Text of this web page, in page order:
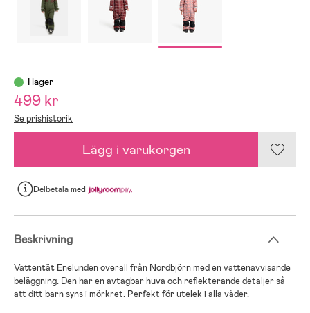
I lager
499 kr
Se prishistorik
Lägg i varukorgen
Delbetalamed
Beskrivning
Vattentät Enelunden overall från Nordbjörn med en vattenavvisande
beläggning. Den har en avtagbar huva och reflekterande detaljer så
att ditt barn syns i mörkret. Perfekt för utelek i alla väder.